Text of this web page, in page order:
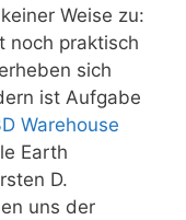
Weise zu:
noch praktisch
sich
ist Aufgabe
Warehouse
Earth
D.
uns der